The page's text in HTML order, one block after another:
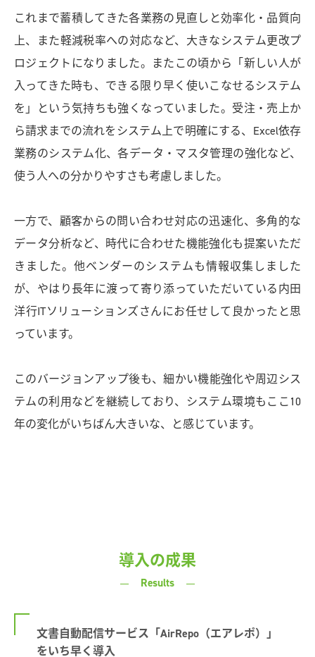
これまで蓄積してきた各業務の見直しと効率化・品質向
上、また軽減税率への対応など、大きなシステム更改プ
ロジェクトになりました。またこの頃から「新しい人が
入ってきた時も、できる限り早く使いこなせるシステム
を」という気持ちも強くなっていました。受注・売上か
ら請求までの流れをシステム上で明確にする、Excel依存
業務のシステム化、各データ・マスタ管理の強化など、
使う人への分かりやすさも考慮しました。
一方で、顧客からの問い合わせ対応の迅速化、多角的な
データ分析など、時代に合わせた機能強化も提案いただ
きました。他ベンダーのシステムも情報収集しました
が、やはり長年に渡って寄り添っていただいている内田
洋行ITソリューションズさんにお任せして良かったと思
っています。
このバージョンアップ後も、細かい機能強化や周辺シス
テムの利用などを継続しており、システム環境もここ10
年の変化がいちばん大きいな、と感じています。
導入の成果
Results
文書自動配信サービス「AirRepo（エアレポ）」
をいち早く導入